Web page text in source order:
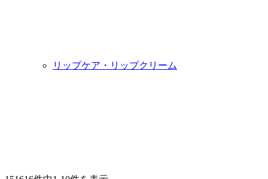
リップケア・リップクリーム